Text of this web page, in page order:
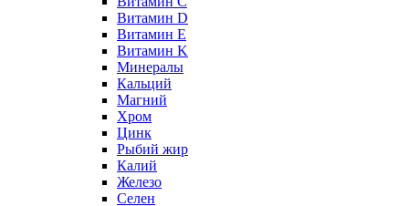
Витамин D
Витамин E
Витамин K
Минералы
Кальций
Магний
Хром
Цинк
Рыбий жир
Калий
Железо
Селен